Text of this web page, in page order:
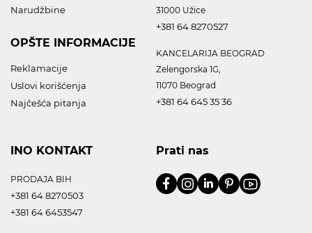
Narudžbine
OPŠTE INFORMACIJE
Reklamacije
Uslovi korišćenja
Najčešća pitanja
31000 Užice
+381 64 8270527
KANCELARIJA BEOGRAD
Zelengorska 1G,
11070 Beograd
+381 64 645 35 36
INO KONTAKT
PRODAJA BIH
+381 64 8270503
+381 64 6453547
Prati nas